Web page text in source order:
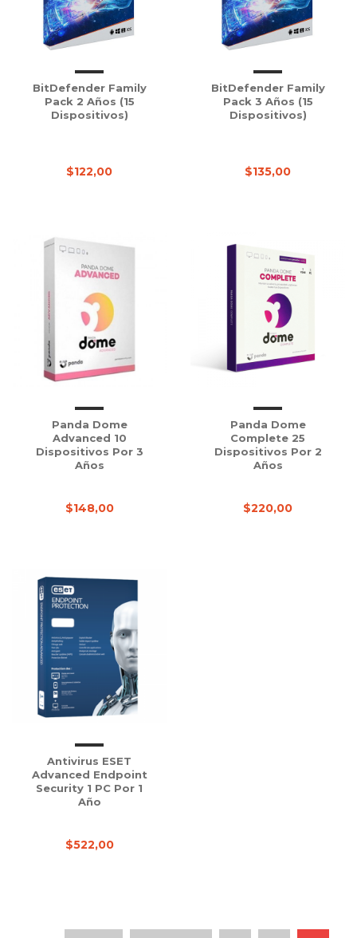
BitDefender Family
Pack 2 Años (15
Dispositivos)
$122,00
BitDefender Family
Pack 3 Años (15
Dispositivos)
$135,00
Panda Dome
Advanced 10
Dispositivos Por 3
Años
$148,00
Panda Dome
Complete 25
Dispositivos Por 2
Años
$220,00
Antivirus ESET
Advanced Endpoint
Security 1 PC Por 1
Año
$522,00